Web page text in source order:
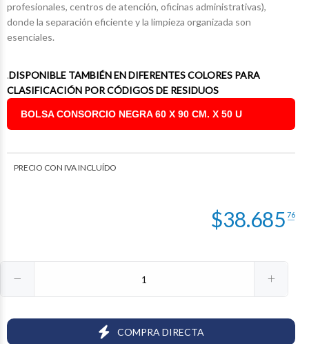
profesionales, centros de atención, oficinas administrativas),
donde la separación eficiente y la limpieza organizada son
esenciales.
.DISPONIBLE TAMBIÉN EN DIFERENTES COLORES PARA
CLASIFICACIÓN POR CÓDIGOS DE RESIDUOS
BOLSA CONSORCIO NEGRA 60 X 90 CM. X 50 U
PRECIO CON IVA INCLUÍDO
$38.685 76
COMPRA DIRECTA